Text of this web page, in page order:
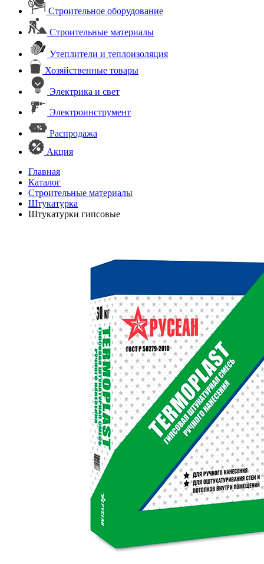
Строительное оборудование
Строительные материалы
Утеплители и теплоизоляция
Хозяйственные товары
Электрика и свет
Электроинструмент
Распродажа
Акция
Главная
Каталог
Строительные материалы
Штукатурка
Штукатурки гипсовые